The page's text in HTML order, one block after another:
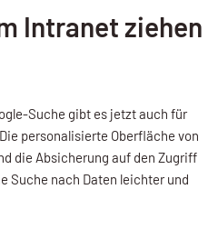
Intranet ziehen
Suche gibt es jetzt auch für
personalisierte Oberfläche von
die Absicherung auf den Zugriff
Suche nach Daten leichter und